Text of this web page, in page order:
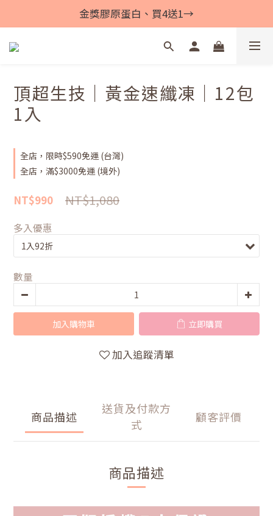
金獎膠原蛋白、買4送1→
頂超生技｜黃金速纖凍｜12包
1入
全店，限時$590免運 (台灣)
全店，滿$3000免運 (境外)
NT$1,080
NT$990
多入優惠
數量
加入購物車 立即購買
加入追蹤清單
商品描述
送貨及付款方
式
顧客評價
商品描述